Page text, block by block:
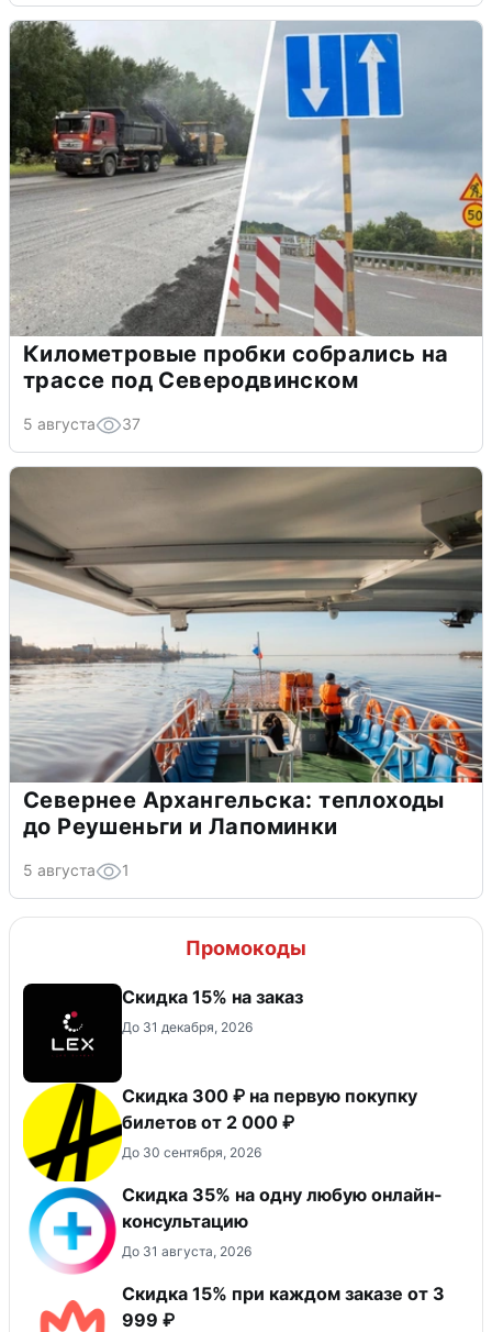
Километровые пробки собрались на
трассе под Северодвинском
5 августа 37
Севернее Архангельска: теплоходы
до Реушеньги и Лапоминки
5 августа 1
Промокоды
Скидка 15% на заказ
До 31 декабря, 2026
Скидка 300 ₽ на первую покупку
билетов от 2 000 ₽
До 30 сентября, 2026
Скидка 35% на одну любую онлайн-
консультацию
До 31 августа, 2026
Скидка 15% при каждом заказе от 3
999 ₽